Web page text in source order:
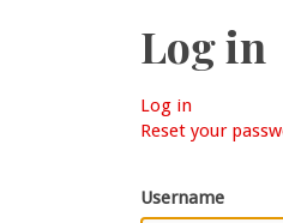
Log in
Primary
Log in
tab)
Reset your
Username